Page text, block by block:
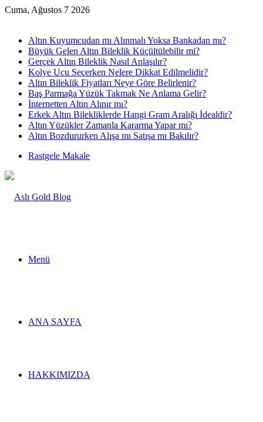
Cuma, Ağustos 7 2026
Altın Kuyumcudan mı Alınmalı Yoksa Bankadan mı?
Büyük Gelen Altın Bileklik Küçültülebilir mi?
Gerçek Altın Bileklik Nasıl Anlaşılır?
Kolye Ucu Seçerken Nelere Dikkat Edilmelidir?
Altın Bileklik Fiyatları Neye Göre Belirlenir?
Baş Parmağa Yüzük Takmak Ne Anlama Gelir?
İnternetten Altın Alınır mı?
Erkek Altın Bilekliklerde Hangi Gram Aralığı İdealdir?
Altın Yüzükler Zamanla Kararma Yapar mı?
Altın Bozdururken Alışa mı Satışa mı Bakılır?
Rastgele Makale
Menü
ANA SAYFA
HAKKIMIZDA